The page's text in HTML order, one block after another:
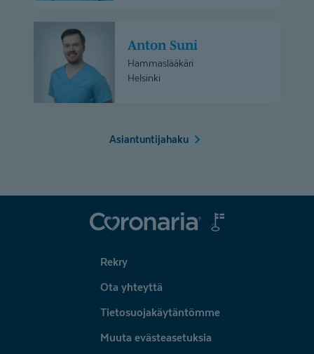
Anton Suni
Hammaslääkäri
Helsinki
Asiantuntijahaku
Coronaria
Rekry
Ota yhteyttä
Tietosuojakäytäntömme
Muuta evästeasetuksia